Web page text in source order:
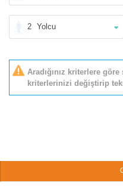
2 Yolcu
Aradığınız kriterlere
kriterlerinizi değiştirip